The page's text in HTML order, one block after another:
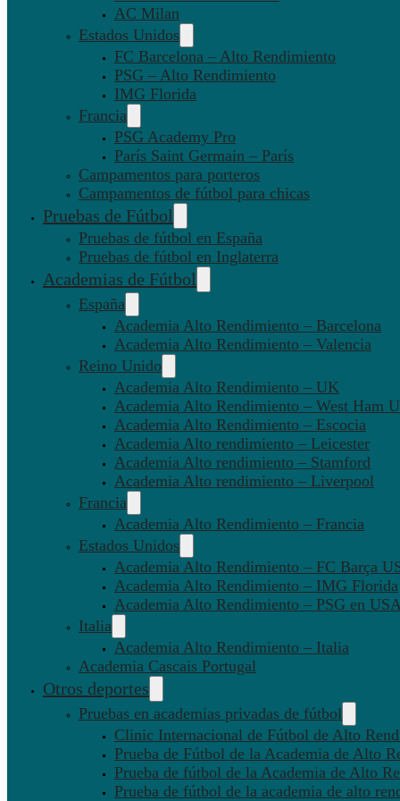
AC Milan
Estados Unidos
FC Barcelona – Alto Rendimiento
PSG – Alto Rendimiento
IMG Florida
Francia
PSG Academy Pro
París Saint Germain – París
Campamentos para porteros
Campamentos de fútbol para chicas
Pruebas de Fútbol
Pruebas de fútbol en España
Pruebas de fútbol en Inglaterra
Academias de Fútbol
España
Academia Alto Rendimiento – Barcelona
Academia Alto Rendimiento – Valencia
Reino Unido
Academia Alto Rendimiento – UK
Academia Alto Rendimiento – West Ham
Academia Alto Rendimiento – Escocia
Academia Alto rendimiento – Leicester
Academia Alto rendimiento – Stamford
Academia Alto rendimiento – Liverpool
Francia
Academia Alto Rendimiento – Francia
Estados Unidos
Academia Alto Rendimiento – FC Barça
Academia Alto Rendimiento – IMG Florida
Academia Alto Rendimiento – PSG en
Italia
Academia Alto Rendimiento – Italia
Academia Cascais Portugal
Otros deportes
Pruebas en academias privadas de fútbol
Clinic Internacional de Fútbol de Alto
Prueba de Fútbol de la Academia de Alto
Prueba de fútbol de la Academia de Alto
Prueba de fútbol de la academia de alto